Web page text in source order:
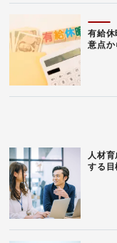
有給休
意点か
人材
する目